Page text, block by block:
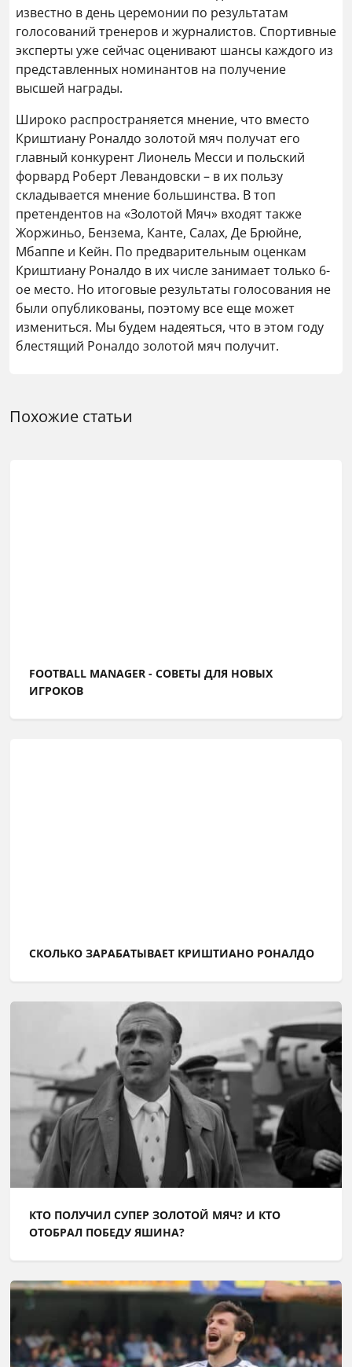
известно в день церемонии по результатам
голосований тренеров и журналистов. Спортивные
эксперты уже сейчас оценивают шансы каждого из
представленных номинантов на получение
высшей награды.
Широко распространяется мнение, что вместо
Криштиану Роналдо золотой мяч получат его
главный конкурент Лионель Месси и польский
форвард Роберт Левандовски – в их пользу
складывается мнение большинства. В топ
претендентов на «Золотой Мяч» входят также
Жоржиньо, Бензема, Канте, Салах, Де Брюйне,
Мбаппе и Кейн. По предварительным оценкам
Криштиану Роналдо в их числе занимает только 6-
ое место. Но итоговые результаты голосования не
были опубликованы, поэтому все еще может
измениться. Мы будем надеяться, что в этом году
блестящий Роналдо золотой мяч получит.
Похожие статьи
FOOTBALL MANAGER - СОВЕТЫ ДЛЯ НОВЫХ
ИГРОКОВ
СКОЛЬКО ЗАРАБАТЫВАЕТ КРИШТИАНО РОНАЛДО
КТО ПОЛУЧИЛ СУПЕР ЗОЛОТОЙ МЯЧ? И КТО
ОТОБРАЛ ПОБЕДУ ЯШИНА?